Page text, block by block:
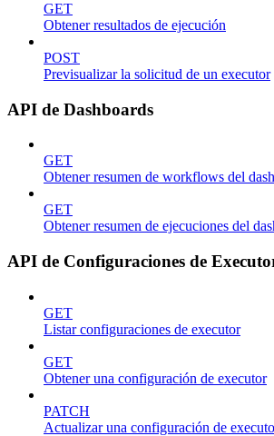
GET
Obtener resultados de ejecución
POST
Previsualizar la solicitud de un executor
API de Dashboards
GET
Obtener resumen de workflows del
GET
Obtener resumen de ejecuciones del
API de Configuraciones de
GET
Listar configuraciones de executor
GET
Obtener una configuración de executor
PATCH
Actualizar una configuración de